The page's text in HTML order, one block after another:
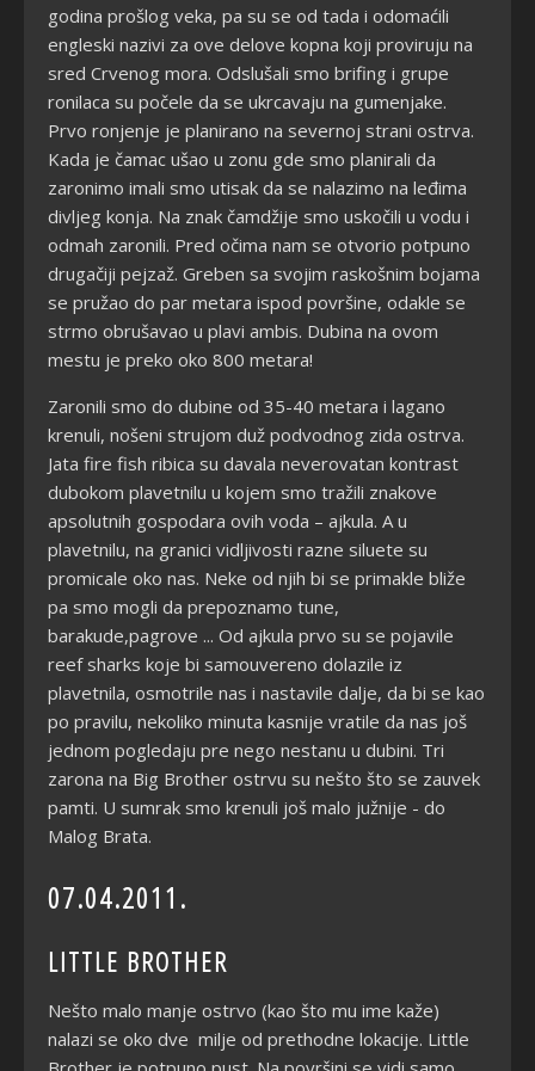
godina prošlog veka, pa su se od tada i odomaćili
engleski nazivi za ove delove kopna koji proviruju na
sred Crvenog mora. Odslušali smo brifing i grupe
ronilaca su počele da se ukrcavaju na gumenjake.
Prvo ronjenje je planirano na severnoj strani ostrva.
Kada je čamac ušao u zonu gde smo planirali da
zaronimo imali smo utisak da se nalazimo na leđima
divljeg konja. Na znak čamdžije smo uskočili u vodu i
odmah zaronili. Pred očima nam se otvorio potpuno
drugačiji pejzaž. Greben sa svojim raskošnim bojama
se pružao do par metara ispod površine, odakle se
strmo obrušavao u plavi ambis. Dubina na ovom
mestu je preko oko 800 metara!
Zaronili smo do dubine od 35-40 metara i lagano
krenuli, nošeni strujom duž podvodnog zida ostrva.
Jata fire fish ribica su davala neverovatan kontrast
dubokom plavetnilu u kojem smo tražili znakove
apsolutnih gospodara ovih voda – ajkula. A u
plavetnilu, na granici vidljivosti razne siluete su
promicale oko nas. Neke od njih bi se primakle bliže
pa smo mogli da prepoznamo tune,
barakude,pagrove ... Od ajkula prvo su se pojavile
reef sharks koje bi samouvereno dolazile iz
plavetnila, osmotrile nas i nastavile dalje, da bi se kao
po pravilu, nekoliko minuta kasnije vratile da nas još
jednom pogledaju pre nego nestanu u dubini. Tri
zarona na Big Brother ostrvu su nešto što se zauvek
pamti. U sumrak smo krenuli još malo južnije - do
Malog Brata.
07.04.2011.
LITTLE BROTHER
Nešto malo manje ostrvo (kao što mu ime kaže)
nalazi se oko dve milje od prethodne lokacije. Little